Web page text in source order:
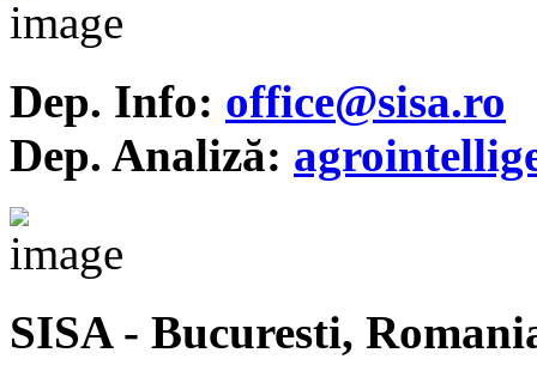
Dep. Info: office@sisa.ro
Dep. Analiză:
SISA - Bucuresti,